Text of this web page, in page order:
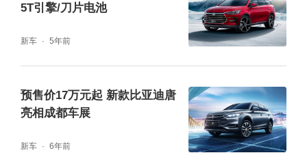
5T引擎/刀片电池
新车 5年前
预售价17万元起 新款比亚迪唐
亮相成都车展
新车 6年前